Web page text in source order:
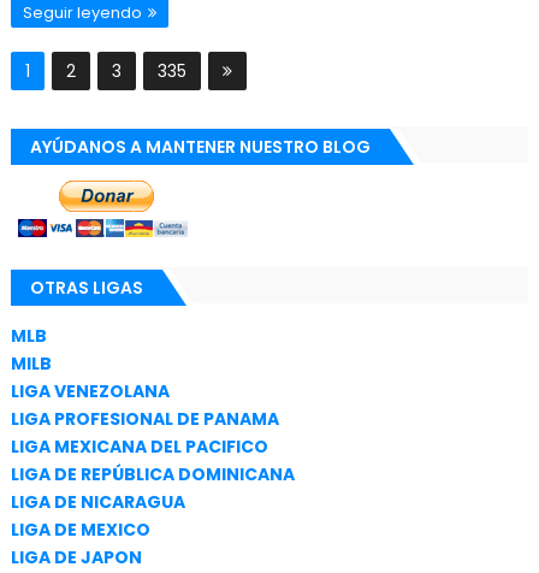
Seguir leyendo
1 2 3 335
AYÚDANOS A MANTENER NUESTRO BLOG
OTRAS LIGAS
MLB
MILB
LIGA VENEZOLANA
LIGA PROFESIONAL DE PANAMA
LIGA MEXICANA DEL PACIFICO
LIGA DE REPÚBLICA DOMINICANA
LIGA DE NICARAGUA
LIGA DE MEXICO
LIGA DE JAPON